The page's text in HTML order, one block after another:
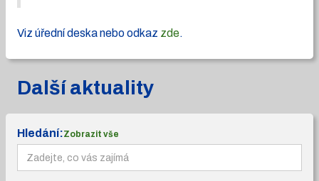
Viz úřední deska nebo odkaz zde.
Další aktuality
Hledání:Zobrazit vše